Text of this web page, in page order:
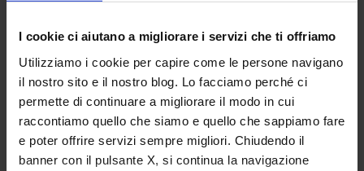
I cookie ci aiutano a migliorare i servizi che ti offriamo
Utilizziamo i cookie per capire come le persone navigano
il nostro sito e il nostro blog. Lo facciamo perché ci
permette di continuare a migliorare il modo in cui
raccontiamo quello che siamo e quello che sappiamo fare
e poter offrire servizi sempre migliori. Chiudendo il
banner con il pulsante X, si continua la navigazione
CAPTCHA
Verifica di essere un umano